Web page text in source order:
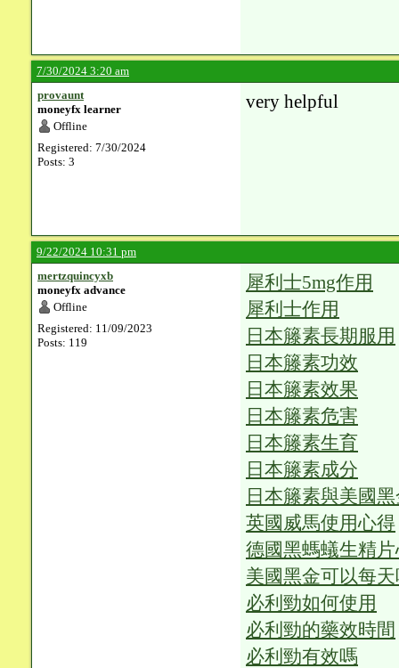
7/30/2024 3:20 am
provaunt
moneyfx learner
Offline
Registered: 7/30/2024
Posts: 3
very helpful
9/22/2024 10:31 pm
mertzquincyxb
moneyfx advance
Offline
Registered: 11/09/2023
Posts: 119
犀利士5mg作用
犀利士作用
日本籐素長期服用
日本籐素功效
日本籐素效果
日本籐素危害
日本籐素生育
日本籐素成分
日本籐素與美國
英國威馬使用心得
德國黑螞蟻生精
美國黑金可以每
必利勁如何使用
必利勁的藥效時間
必利勁有效嗎